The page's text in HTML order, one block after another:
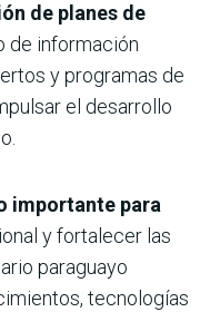
de planes de
de información
y programas de
el desarrollo
importante para
y fortalecer las
paraguayo
tecnologías